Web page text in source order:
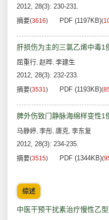
2012, 28(3): 230-231.
摘要(3616) PDF (1197KB)(
肝损伤为主的三氯乙烯中毒1
屈重行, 赵晔, 李建生
2012, 28(3): 232-233.
摘要(3531) PDF (1193KB)(
脾外伤致门静脉海绵样变性1
马静婷, 李彤, 唐克, 李东复
2012, 28(3): 234-235.
摘要(3515) PDF (1344KB)(
综述
中医干预干扰素治疗慢性乙